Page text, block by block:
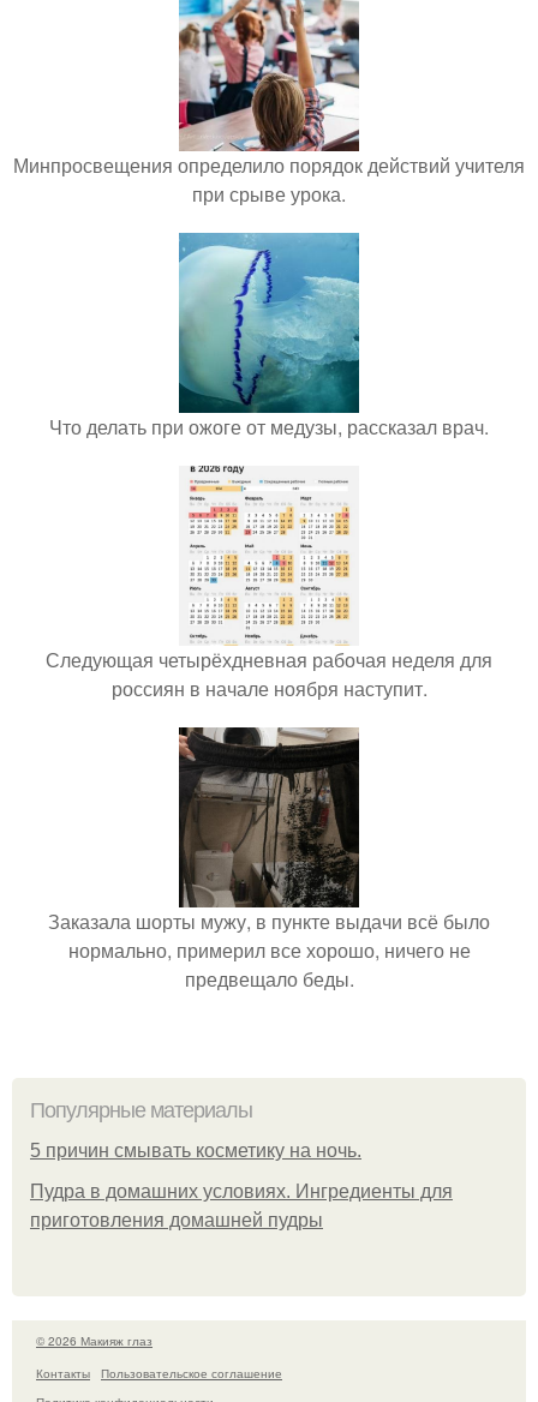
Минпросвещения определило порядок действий учителя
при срыве урока.
Что делать при ожоге от медузы, рассказал врач.
Следующая четырёхдневная рабочая неделя для
россиян в начале ноября наступит.
Заказала шорты мужу, в пункте выдачи всё было
нормально, примерил все хорошо, ничего не
предвещало беды.
Популярные материалы
5 причин смывать косметику на ночь.
Пудра в домашних условиях. Ингредиенты для
приготовления домашней пудры
© 2026 Макияж глаз
Контакты
Пользовательское соглашение